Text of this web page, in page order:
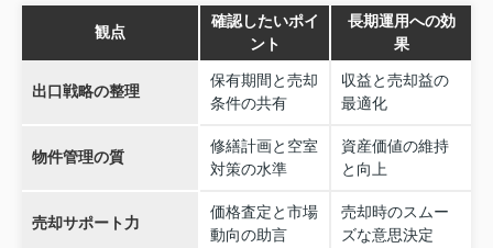
観点
確認したいポイ
ント
長期運用への効
果
出口戦略の整理
保有期間と売却
条件の共有
収益と売却益の
最適化
物件管理の質
修繕計画と空室
対策の水準
資産価値の維持
と向上
売却サポート力
価格査定と市場
動向の助言
売却時のスムー
ズな意思決定